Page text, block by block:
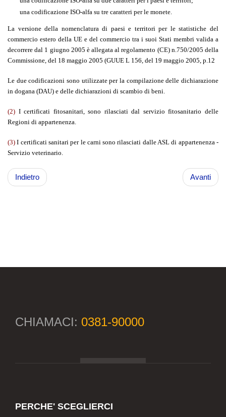
una codificazione ISO-alfa su tre caratteri per le monete.
La versione della nomenclatura di paesi e territori per le statistiche del
commercio estero della UE e del commercio tra i suoi Stati membri valida a
decorrere dal 1 giugno 2005 è allegata al regolamento (CE) n.750/2005 della
Commissione, del 18 maggio 2005 (GUUE L 156, del 19 maggio 2005, p.12
Le due codificazioni sono utilizzate per la compilazione delle dichiarazione
in dogana (DAU) e delle dichiarazioni di scambio di beni.
(2) I certificati fitosanitari, sono rilasciati dal servizio fitosanitario delle
Regioni di appartenenza.
(3) I certificati sanitari per le carni sono rilasciati dalle ASL di appartenenza -
Servizio veterinario.
Indietro Avanti
CHIAMACI: 0381-90000
PERCHE' SCEGLIERCI